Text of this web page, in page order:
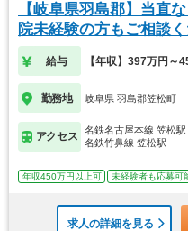
【岐阜県羽島郡】当直
院未経験の方もご相談く
給与 【年収】397万円～
勤務地 岐阜県 羽島郡笠松町
アクセス
名鉄名古屋本線 笠松駅
名鉄竹鼻線 笠松駅
年収450万円以上可 未経験者も応募可
求人の詳細を見る